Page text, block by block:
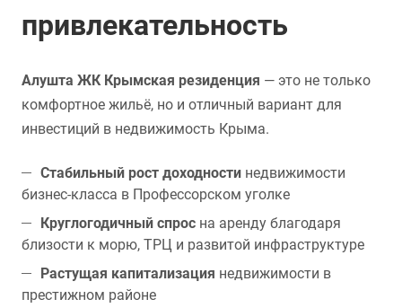
привлекательность
Алушта ЖК Крымская резиденция — это не только
комфортное жильё, но и отличный вариант для
инвестиций в недвижимость Крыма.
Стабильный рост доходности недвижимости
бизнес-класса в Профессорском уголке
Круглогодичный спрос на аренду благодаря
близости к морю, ТРЦ и развитой инфраструктуре
Растущая капитализация недвижимости в
престижном районе